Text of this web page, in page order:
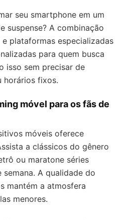
seu smartphone em um
suspense? A combinação
plataformas especializadas
para quem busca
isso sem precisar de
horários fixos.
móvel para os fãs de
móveis oferece
a clássicos do gênero
ou maratone séries
A qualidade do
mantém a atmosfera
menores.